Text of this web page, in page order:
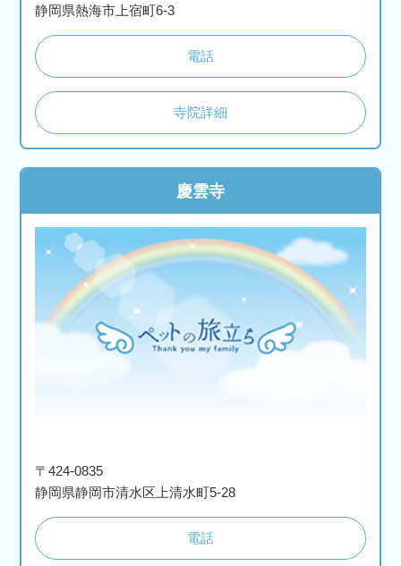
静岡県熱海市上宿町6-3
電話
寺院詳細
慶雲寺
〒424-0835
静岡県静岡市清水区上清水町5-28
電話